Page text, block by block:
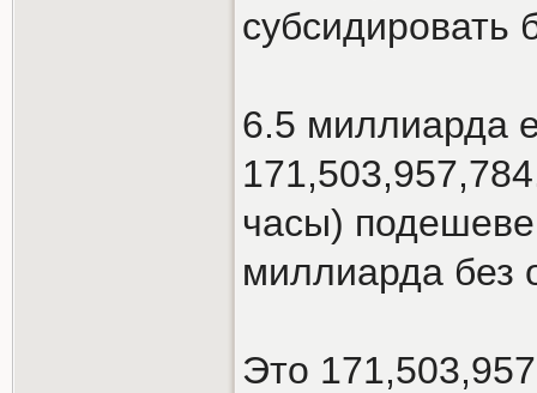
субсидировать
6.5 миллиарда
часы)
миллиарда без
Это